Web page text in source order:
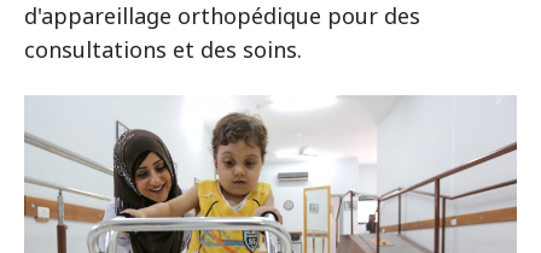
d'appareillage orthopédique pour des
consultations et des soins.